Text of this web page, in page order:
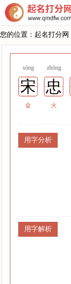
您的位置： 起名打分网
sòng zhōng
宋 忠
金 火
用字分析
用字解析